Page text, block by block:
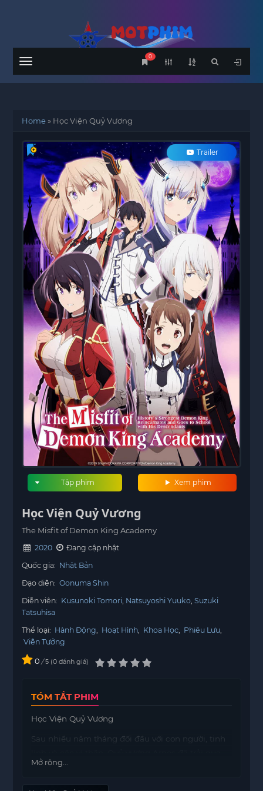
Menu
0
Home» Học Viện Quỷ Vương
Trailer
Xem phim
Tập phim
Học Viện Quỷ Vương
The Misfit of Demon King Academy
2020
Đang cập nhật
Quốc gia: Nhật Bản
Đạo diễn: Oonuma Shin
Diễn viên: Kusunoki Tomori Natsuyoshi Yuuko Suzuki
Tatsuhisa
Thể loại: Hành Động Hoạt Hình Khoa Học Phiêu Lưu
Viễn Tưởng
0 / 5 0 đánh giá
TÓM TẮT PHIM
Học Viện Quỷ Vương
Sau nhiều năm tháng đối đầu với con người, tinh
không ít trận chiến và xung đột. Cuối cùng, sự
Mở rộng...